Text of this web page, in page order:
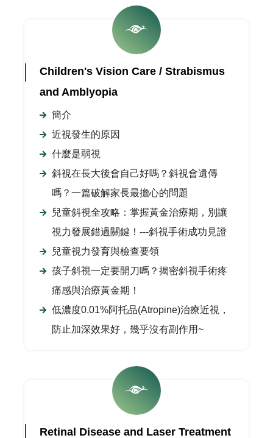
Children's Vision Care / Strabismus
and Amblyopia
簡介
近視發生的原因
什麼是弱視
斜視在長大後會自己好嗎？斜視會遺傳
嗎？一篇破解家長最擔心的問題
兒童斜視全攻略：掌握黃金治療期，別讓
視力發展錯過關鍵！---斜視手術成功見證
兒童視力發育與檢查要領
孩子斜視一定要開刀嗎？揭密斜視手術疼
痛感與治療黃金期！
低濃度0.01%阿托品(Atropine)治療近視，
防止加深效果好，幾乎沒有副作用~
Retinal Disease and Laser Treatment